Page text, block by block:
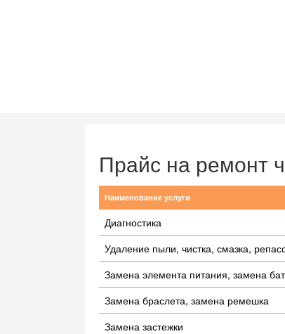
Прайс на ремонт
Наименование услуги
Диагностика
Удаление пыли, чистка, смазка,
Замена элемента питания, замена
Замена браслета, замена ремешка
Замена застежки